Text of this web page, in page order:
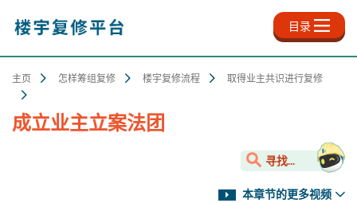
内
目录
主页 怎样筹组复修 楼宇复修流程 取得业主共识进行复修
成立业主立案法团
寻找...
本章节的更多视频